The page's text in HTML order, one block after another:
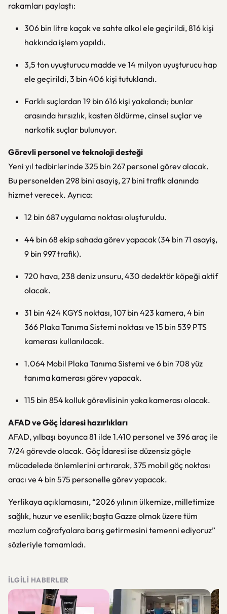
rakamları paylaştı:
306 bin litre kaçak ve sahte alkol ele geçirildi, 816 kişi
hakkında işlem yapıldı.
3,5 ton uyuşturucu madde ve 14 milyon uyuşturucu hap
ele geçirildi, 3 bin 406 kişi tutuklandı.
Farklı suçlardan 19 bin 616 kişi yakalandı; bunlar
arasında hırsızlık, kasten öldürme, cinsel suçlar ve
narkotik suçlar bulunuyor.
Görevli personel ve teknoloji desteği
Yeni yıl tedbirlerinde 325 bin 267 personel görev alacak.
Bu personelden 298 bini asayiş, 27 bini trafik alanında
hizmet verecek. Ayrıca:
12 bin 687 uygulama noktası oluşturuldu.
44 bin 68 ekip sahada görev yapacak (34 bin 71 asayiş,
9 bin 997 trafik).
720 hava, 238 deniz unsuru, 430 dedektör köpeği aktif
olacak.
31 bin 424 KGYS noktası, 107 bin 423 kamera, 4 bin
366 Plaka Tanıma Sistemi noktası ve 15 bin 539 PTS
kamerası kullanılacak.
1.064 Mobil Plaka Tanıma Sistemi ve 6 bin 708 yüz
tanıma kamerası görev yapacak.
115 bin 854 kolluk görevlisinin yaka kamerası olacak.
AFAD ve Göç İdaresi hazırlıkları
AFAD, yılbaşı boyunca 81 ilde 1.410 personel ve 396 araç ile
7/24 görevde olacak. Göç İdaresi ise düzensiz göçle
mücadelede önlemlerini artırarak, 375 mobil göç noktası
aracı ve 4 bin 575 personelle görev yapacak.
Yerlikaya açıklamasını, “2026 yılının ülkemize, milletimize
sağlık, huzur ve esenlik; başta Gazze olmak üzere tüm
mazlum coğrafyalara barış getirmesini temenni ediyoruz”
sözleriyle tamamladı.
İLGILI HABERLER